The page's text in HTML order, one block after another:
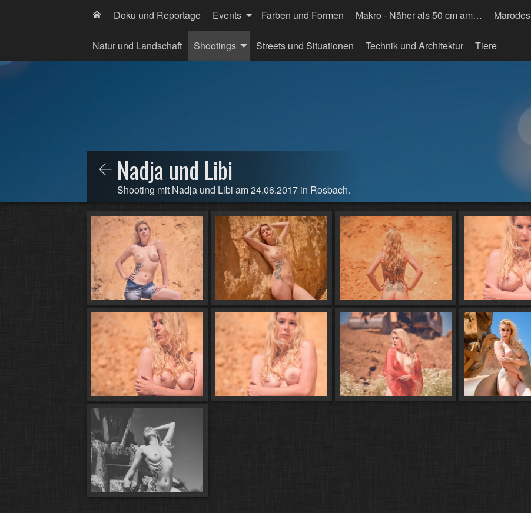
Doku und Reportage Events Farben und Formen Makro - Näher als 50 cm am… Marodes
Natur und Landschaft Shootings Streets und Situationen Technik und Architektur Tiere
Nadja und Libi
Shooting mit Nadja und Libi am 24.06.2017 in Rosbach.